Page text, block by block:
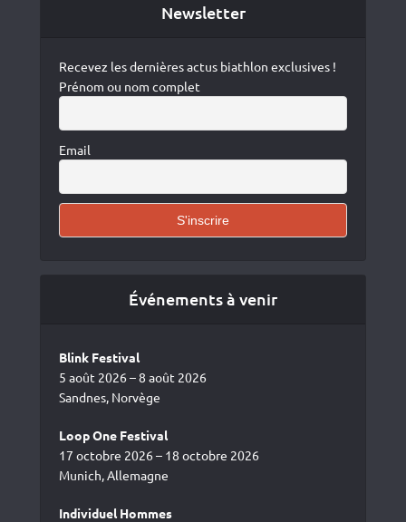
Newsletter
Recevez les dernières actus biathlon exclusives !
Prénom ou nom complet
Email
Événements à venir
Blink Festival
5 août 2026 – 8 août 2026
Sandnes, Norvège
Loop One Festival
17 octobre 2026 – 18 octobre 2026
Munich, Allemagne
Individuel Hommes